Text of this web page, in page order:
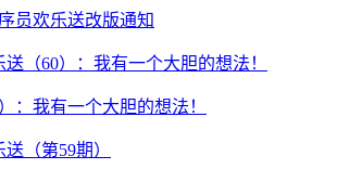
员欢乐送改版通知
：我有一个大胆的想法！